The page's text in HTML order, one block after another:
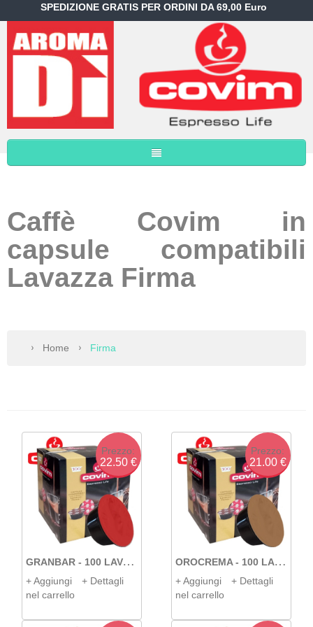
SPEDIZIONE GRATIS PER ORDINI DA 69,00 Euro
Caffè Covim in
capsule compatibili
Lavazza Firma
Home Firma
Prezzo:
22.50 €
G
RANBAR - 100 LAVAZZA FIRMA
+ Aggiungi
nel carrello
+ Dettagli
Prezzo:
21.00 €
O
ROCREMA - 100 LAVAZZA FIRMA COVIM
+ Aggiungi
nel carrello
+ Dettagli